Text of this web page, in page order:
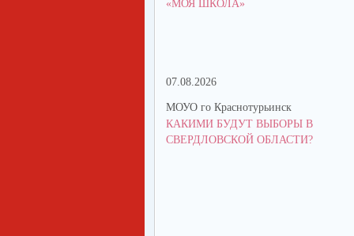
«МОЯ ШКОЛА»
07.08.2026
МОУО го Краснотурьинск
КАКИМИ БУДУТ ВЫБОРЫ В
СВЕРДЛОВСКОЙ ОБЛАСТИ?